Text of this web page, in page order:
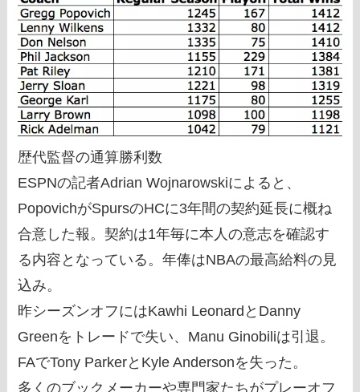
歴代監督の通算勝利数
ESPNの記者Adrian Wojnarowskiによると、
PopovichがSpursのHCに3年間の契約延長に概ね
合意した報。契約は1年毎に本人の意志を確認す
る内容となっている。年俸はNBAの最高給料の見
込み。
昨シーズンオフにはKawhi LeonardとDanny
Greenをトレードで失い、Manu Ginobiliは引退。
FAでTony ParkerとKyle Andersonを失った。
多くのブックメーカーや専門家たちがプレーオフ